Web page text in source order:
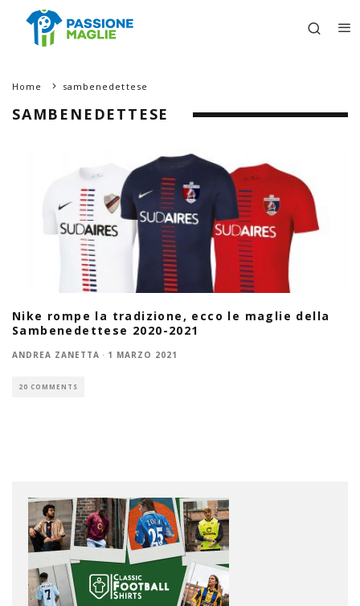
Home sambenedettese
SAMBENEDETTESE
Nike rompe la tradizione, ecco le maglie della
Sambenedettese 2020-2021
ANDREA ZANETTA · 1 MARZO 2021
20 COMMENTS